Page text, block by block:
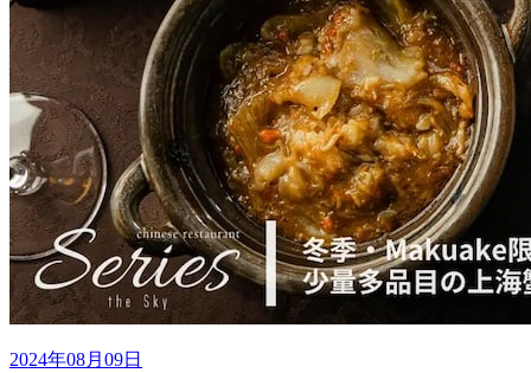
2024年08月09日